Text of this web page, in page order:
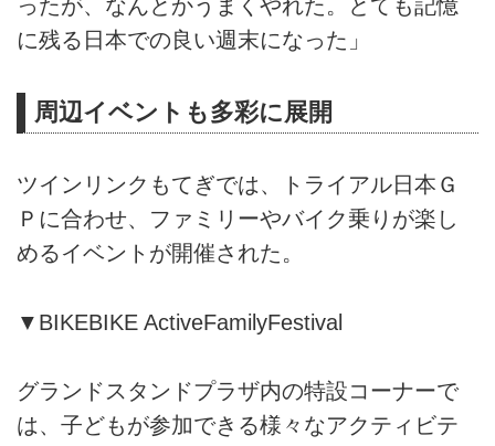
ったが、なんとかうまくやれた。とても記憶
に残る日本での良い週末になった」
周辺イベントも多彩に展開
ツインリンクもてぎでは、トライアル日本Ｇ
Ｐに合わせ、ファミリーやバイク乗りが楽し
めるイベントが開催された。
▼BIKEBIKE ActiveFamilyFestival
グランドスタンドプラザ内の特設コーナーで
は、子どもが参加できる様々なアクティビテ